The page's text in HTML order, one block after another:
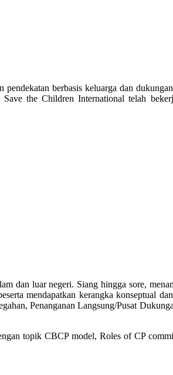
berbasis keluarga dan
the Children International telah
dan luar negeri. Siang hingga sore,
mendapatkan kerangka konseptual
Penanganan Langsung/Pusat
topik CBCP model, Roles of CP